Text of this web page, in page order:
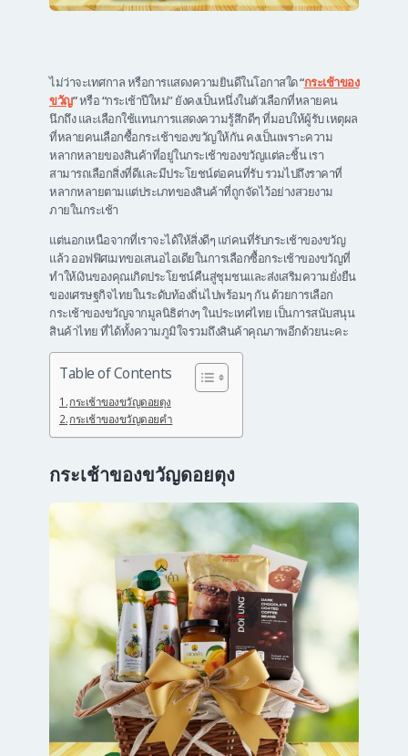
ไม่ว่าจะเทศกาล หรือการแสดงความยินดีในโอกาสใด“กระเช้าของ
ขวัญ”หรือ“กระเช้าปีใหม่” ยังคงเป็นหนึ่งในตัวเลือกที่หลายคน
นึกถึง และเลือกใช้แทนการแสดงความรู้สึกดีๆ ที่มอบให้ผู้รับ เหตุผล
ที่หลายคนเลือกซื้อกระเช้าของขวัญให้กัน คงเป็นเพราะความ
หลากหลายของสินค้าที่อยู่ในกระเช้าของขวัญแต่ละชิ้น เรา
สามารถเลือกสิ่งที่ดีและมีประโยชน์ต่อคนที่รับ รวมไปถึงราคาที่
หลากหลายตามแต่ประเภทของสินค้าที่ถูกจัดไว้อย่างสวยงาม
ภายในกระเช้า
แต่นอกเหนือจากที่เราจะได้ให้สิ่งดีๆ แก่คนที่รับกระเช้าของขวัญ
แล้ว ออฟฟิศเมทขอเสนอไอเดียในการเลือกซื้อกระเช้าของขวัญที่
ทำให้เงินของคุณเกิดประโยชน์คืนสู่ชุมชนและส่งเสริมความยั่งยืน
ของเศรษฐกิจไทยในระดับท้องถิ่นไปพร้อมๆ กัน ด้วยการเลือก
กระเช้าของขวัญจากมูลนิธิต่างๆ ในประเทศไทย เป็นการสนับสนุน
สินค้าไทย ที่ได้ทั้งความภูมิใจรวมถึงสินค้าคุณภาพอีกด้วยนะคะ
Table of Contents
กระเช้าของขวัญดอยตุง
กระเช้าของขวัญดอยคำ
กระเช้าของขวัญดอยตุง